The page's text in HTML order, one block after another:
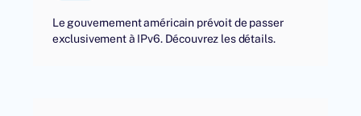
Le gouvernement américain prévoit de passer
exclusivement à IPv6. Découvrez les détails.